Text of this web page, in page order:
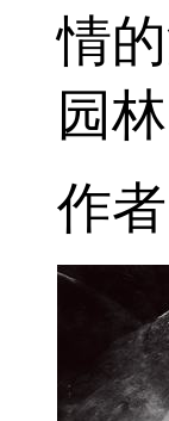
情
园
作者